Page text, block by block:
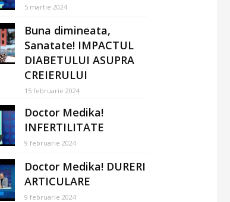
5 martie 2024
Buna dimineata,
Sanatate! IMPACTUL
DIABETULUI ASUPRA
CREIERULUI
15 februarie 2024
Doctor Medika!
INFERTILITATE
9 februarie 2024
Doctor Medika! DURERI
ARTICULARE
9 februarie 2024